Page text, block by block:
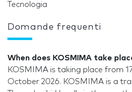
Tecnologia
Domande frequenti
When does KOSMIMA take
KOSMIMA is taking place from
October 2026. KOSMIMA is a